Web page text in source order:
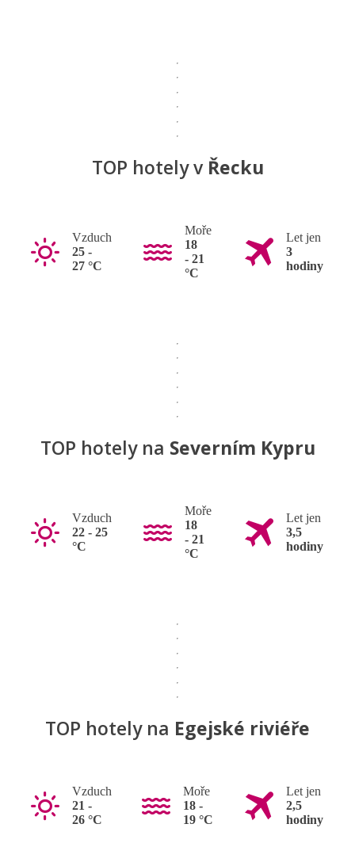
TOP hotely v Řecku
Vzduch
25 -
27 °C
Moře
18
- 21
°C
Let jen
3
hodiny
TOP hotely na Severním Kypru
Vzduch
22 - 25
°C
Moře
18
- 21
°C
Let jen
3,5
hodiny
TOP hotely na Egejské riviéře
Vzduch
21 -
26 °C
Moře
18 -
19 °C
Let jen
2,5
hodiny